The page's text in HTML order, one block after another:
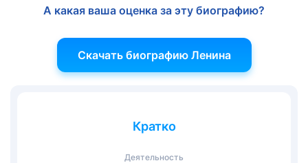
А какая ваша оценка за эту биографию?
Скачать биографию Ленина
Кратко
Деятельность